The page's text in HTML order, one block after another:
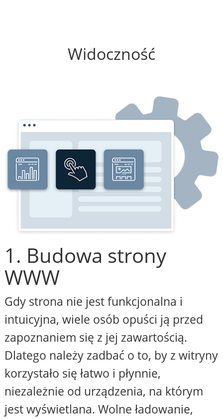
Widoczność
1. Budowa strony
WWW
Gdy strona nie jest funkcjonalna i
intuicyjna, wiele osób opuści ją przed
zapoznaniem się z jej zawartością.
Dlatego należy zadbać o to, by z witryny
korzystało się łatwo i płynnie,
niezależnie od urządzenia, na którym
jest wyświetlana. Wolne ładowanie,